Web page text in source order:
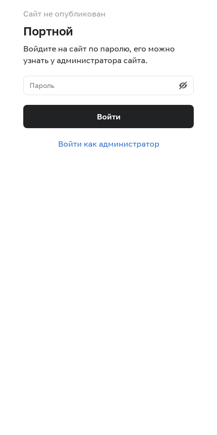
Сайт не опубликован
Портной
Войдите на сайт по паролю, его можно
узнать у администратора сайта.
Войти
Войти как администратор